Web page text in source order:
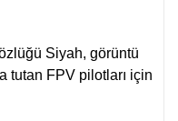
Siyah, görüntü
tutan FPV pilotları için